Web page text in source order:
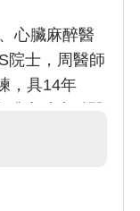
心臟麻醉醫
院士，周醫師
，具14年
WISER中心
官。周醫師